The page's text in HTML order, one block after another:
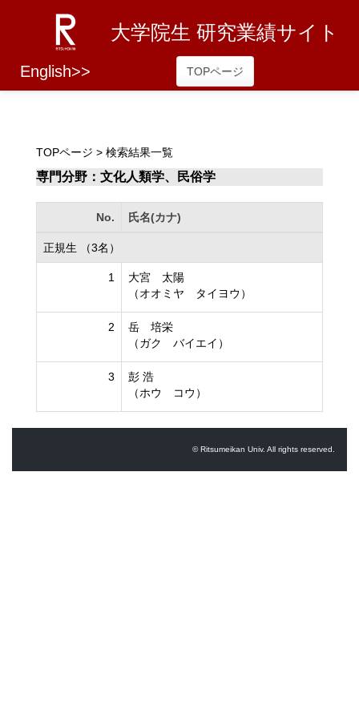
大学院生 研究業績サイト
English>> TOPページ
TOPページ > 検索結果一覧
専門分野：文化人類学、民俗学
No. 氏名(カナ)
正規生 （3名）
1
大宮 太陽
（オオミヤ タイヨウ）
2
岳 培栄
（ガク バイエイ）
3
彭 浩
（ホウ コウ）
© Ritsumeikan Univ. All rights reserved.